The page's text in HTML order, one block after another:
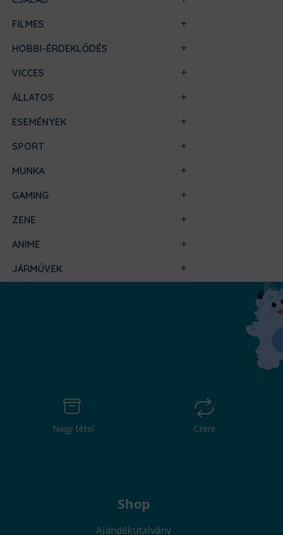
FILMES
HOBBI-ÉRDEKLŐDÉS
VICCES
ÁLLATOS
ESEMÉNYEK
SPORT
MUNKA
GAMING
ZENE
ANIME
JÁRMŰVEK
Nagy tétel Csere
Shop
Ajándékutalvány